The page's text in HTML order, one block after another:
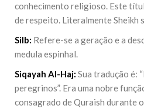
conhecimento religioso. Este
de respeito. Literalmente Sheikh
Silb: Refere-se a geração e a
medula espinhal.
Siqayah Al-Haj: Sua tradução é:
peregrinos”. Era uma nobre
consagrado de Quraish durante